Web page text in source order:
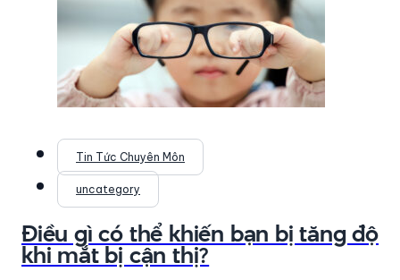
Tin Tức Chuyên Môn
uncategory
Điều gì có thể khiến bạn bị tăng độ
khi mắt bị cận thị?